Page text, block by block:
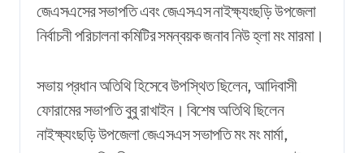
জেএসএসের সভাপতি এবং জেএসএস নাইক্ষ্যংছড়ি উপজেলা
নির্বাচনী পরিচালনা কমিটির সমন্বয়ক জনাব নিউ হ্লা মং মারমা।
সভায় প্রধান অতিথি হিসেবে উপস্থিত ছিলেন, আদিবাসী
ফোরামের সভাপতি বুবু রাখাইন। বিশেষঅতিথি ছিলেন
নাইক্ষ্যংছড়ি উপজেলা জেএসএস সভাপতি মং মং মার্মা,